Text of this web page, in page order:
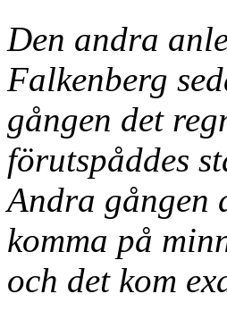
Den andra
Falkenberg
gången det
förutspåddes
Andra gången
komma på
och det kom